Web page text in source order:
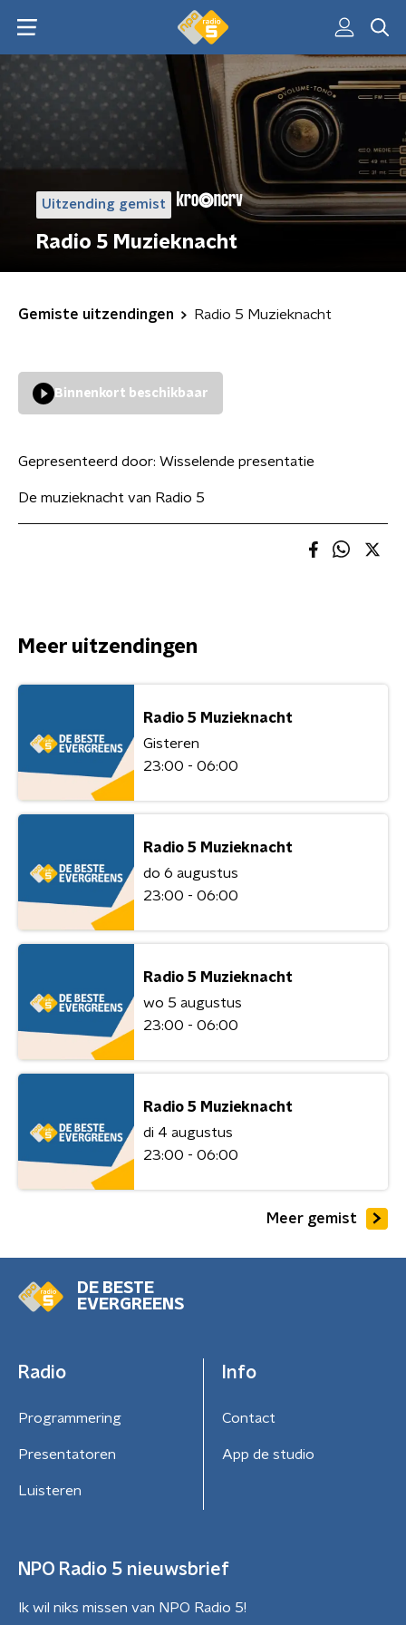
Uitzending gemist
Radio 5 Muzieknacht
Gemiste uitzendingen Radio 5 Muzieknacht
Binnenkort beschikbaar
Gepresenteerd door: Wisselende presentatie
De muzieknacht van Radio 5
Meer uitzendingen
Radio 5 Muzieknacht
Gisteren
23:00 - 06:00
Radio 5 Muzieknacht
do 6 augustus
23:00 - 06:00
Radio 5 Muzieknacht
wo 5 augustus
23:00 - 06:00
Radio 5 Muzieknacht
di 4 augustus
23:00 - 06:00
Meer gemist
DE BESTE
EVERGREENS
Radio
Programmering
Presentatoren
Luisteren
Info
Contact
App de studio
NPO Radio 5 nieuwsbrief
Ik wil niks missen van NPO Radio 5!